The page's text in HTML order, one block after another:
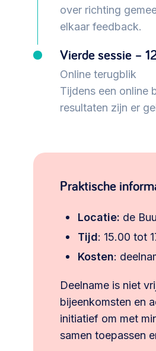
over richting
elkaar feedback.
Vierde sessie –
Online terugblik
Tijdens een online
resultaten zijn er
Praktische
Locatie: de
Tijd: 15.00 tot
Kosten:
Deelname is niet
bijeenkomsten en
initiatief om met
samen toepassen